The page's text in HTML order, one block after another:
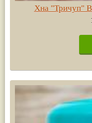
Хна "Тричуп"